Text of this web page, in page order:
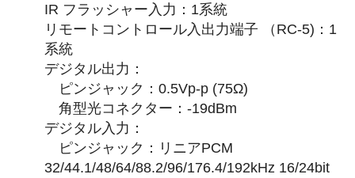
IR フラッシャー入力：1系統
リモートコントロール入出力端子 （RC-5)：1
系統
デジタル出力：
ピンジャック：0.5Vp-p (75Ω)
角型光コネクター：-19dBm
デジタル入力：
ピンジャック：リニアPCM
32/44.1/48/64/88.2/96/176.4/192kHz 16/24bit